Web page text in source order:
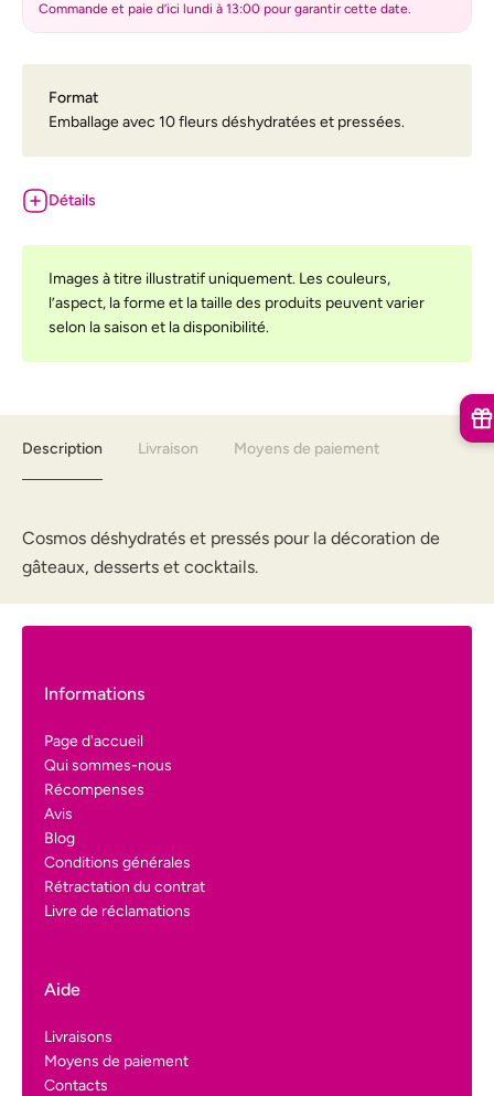
Commande et paie d’ici lundi à 13:00 pour garantir cette date.
Format
Emballage avec 10 fleurs déshydratées et pressées.
Détails
Images à titre illustratif uniquement. Les couleurs,
l’aspect, la forme et la taille des produits peuvent varier
selon la saison et la disponibilité.
Description Livraison Moyens de paiement
Cosmos déshydratés et pressés pour la décoration de
gâteaux, desserts et cocktails.
Informations
Page d'accueil
Qui sommes-nous
Récompenses
Avis
Blog
Conditions générales
Rétractation du contrat
Livre de réclamations
Aide
Livraisons
Moyens de paiement
Contacts